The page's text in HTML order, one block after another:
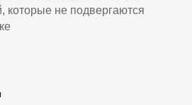
которые не подвергаются